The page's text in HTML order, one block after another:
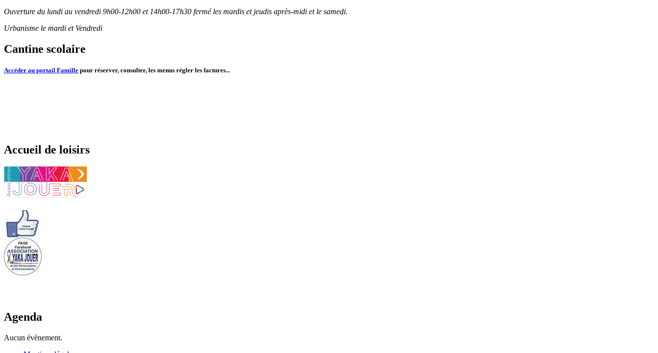
Ouverture du lundi au vendredi 9h00-12h00 et 14h00-17h30 fermé les mardis et jeudis après-midi et le samedi.
Urbanisme le mardi et Vendredi
Cantine scolaire
Accéder au portail Famille pour réserver, consulter, les menus régler les factures...
Accueil de loisirs
Agenda
Aucun évènement.